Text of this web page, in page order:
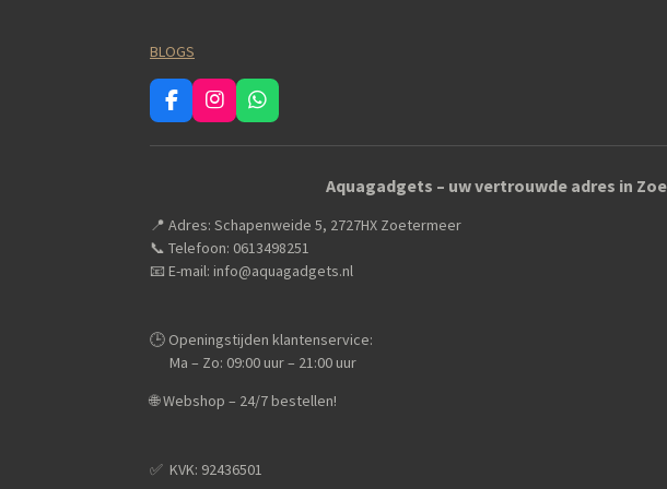
BLOGS
F
a
c
o
k
I
n
s
r
a
m
W
h
a
p
p
Aquagadgets – uw vertrouwde adres in
📍 Adres: Schapenweide 5, 2727HX Zoetermeer
📞 Telefoon: 0613498251
📧 E-mail: info@aquagadgets.nl
🕒 Openingstijden klantenservice:
Ma – Zo: 09:00 uur – 21:00 uur
🌐 Webshop – 24/7 bestellen!
✅️ KVK: 92436501